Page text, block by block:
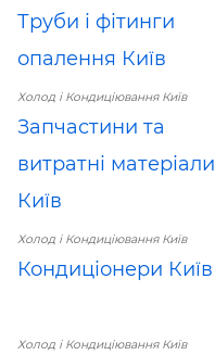
Труби і фітинги
опалення Київ
Холод і Кондиціювання Київ
Запчастини та
витратні матеріали
Київ
Холод і Кондиціювання Київ
Кондиціонери Київ
Холод і Кондиціювання Київ